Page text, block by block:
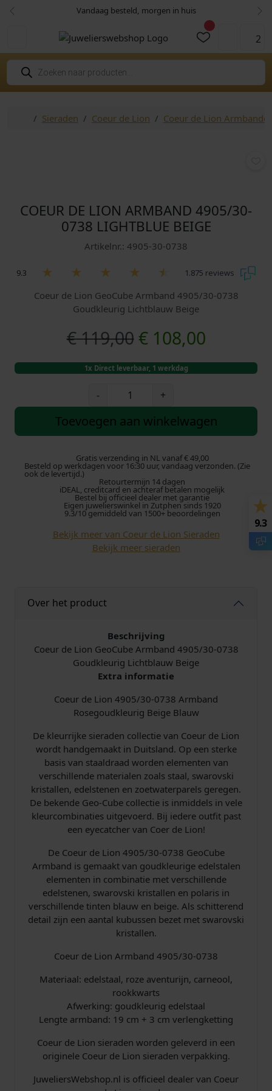
Skip to content
Skip to footer Vandaag besteld, morgen in huis
Vorige
Account
Cart
2
P
o
d
HomeSieraden Coeur de Lion Coeur de Lion
COEUR DE LION ARMBAND 4905/30-
0738 LIGHTBLUE BEIGE
Artikelnr.: 4905-30-0738
9.3 1.875 reviews
Coeur de Lion GeoCube Armband 4905/30-0738
Goudkleurig Lichtblauw Beige
€119,00 O
o
s
p
r
o
n
k
j
k
e
p
r
i
j
s
w
a
s
:
€
1
1
9
,
€108,00H
u
d
i
g
e
p
r
i
:
1
0
8
,
0
0
.
1x Direct leverbaar, 1 werkdag
-
e
u
d
e
i
o
A
n
3
0
0
7
3
8
L
i
g
h
b
l
u
e
B
e
g
a
n
t
l
+
Toevoegen aan winkelwagen
Gratis verzending in NL vanaf € 49,00
Besteld op werkdagen voor 16:30 uur, vandaag verzonden. (Zie
ook de levertijd.)
Retourtermijn 14 dagen
iDEAL, creditcard en achteraf betalen mogelijk
Bestel bij officieel dealer met garantie
Eigen juwelierswinkel in Zutphen sinds 1920
9.3/10 gemiddeld van 1500+ beoordelingen
Bekijk meer van Coeur de Lion Sieraden
Bekijk meer sieraden
Over het product
Beschrijving
Coeur de Lion GeoCube Armband 4905/30-0738
Goudkleurig Lichtblauw Beige
Extra informatie
Coeur de Lion 4905/30-0738 Armband
Rosegoudkleurig Beige Blauw
De kleurrijke sieraden collectie van Coeur de Lion
wordt handgemaakt in Duitsland. Op een sterke
basis van staaldraad worden elementen van
verschillende materialen zoals staal, swarovski
kristallen, edelstenen en zoetwaterparels geregen.
De bekende Geo-Cube collectie is inmiddels in vele
kleurcombinaties uitgevoerd. Bij iedere outfit past
een eyecatcher van Coer de Lion!
De Coeur de Lion 4905/30-0738 GeoCube
Armband is gemaakt van goudkleurige edelstalen
elementen in combinatie met verschillende
edelstenen, swarovski kristallen en polaris in
verschillende tinten blauw en beige. Als schitterend
detail zijn een aantal kubussen bezet met swarovski
kristallen.
Coeur de Lion Armband 4905/30-0738
Materiaal: edelstaal, roze aventurijn, carneool,
rookkwarts
Afwerking: goudkleurig edelstaal
Lengte armband: 19 cm + 3 cm verlengketting
Coeur de Lion sieraden worden geleverd in een
originele Coeur de Lion sieraden verpakking.
JuweliersWebshop.nl is officieel dealer van Coeur
9.3